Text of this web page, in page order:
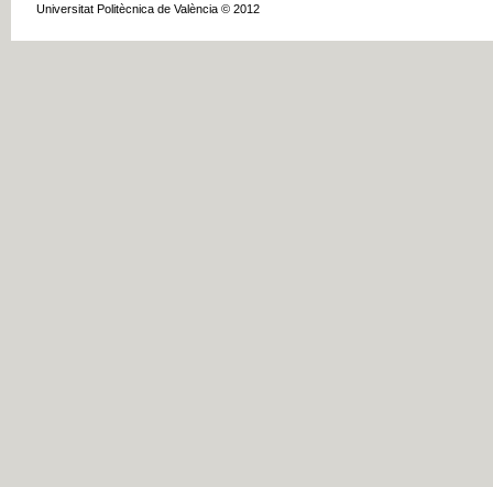
Universitat Politècnica de València © 2012